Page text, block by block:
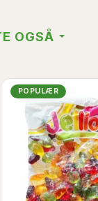
OGSÅ
POPULÆR